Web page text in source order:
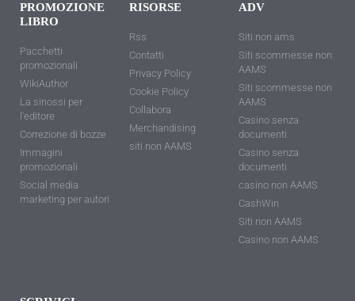
PROMOZIONE
LIBRO
Pacchetti
promozionali
WikiAuthor
La sinossi per
l'editore
Correzione di bozze
Immagini
promozionali
Social media
marketing per autori
RISORSE
Rss
Contatti
Privacy Policy
Cookie Policy
Collabora
Merchandising
siti non AAMS
ADV
Siti non ams
Siti scommesse non
AAMS
Siti scommesse non
AAMS
Casino senza
documenti
Casino senza
documenti
casino non AAMS
CashWin
Siti non AAMS
Casino non AAMS